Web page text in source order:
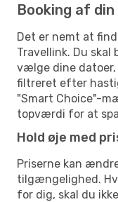
Booking af
Det er nemt at
Travellink. Du
vælge dine datoer,
filtreret efter
"Smart Choice"-
topværdi for at
Hold øje med
Priserne kan
tilgængelighed.
for dig, skal du